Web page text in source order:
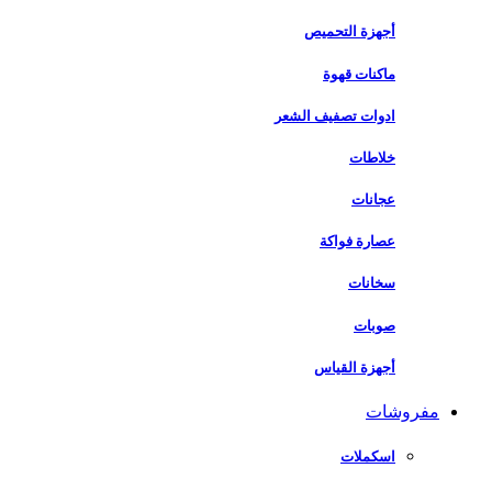
أجهزة التحميص
ماكنات قهوة
ادوات تصفيف الشعر
خلاطات
عجانات
عصارة فواكة
سخانات
صوبات
أجهزة القياس
مفروشات
اسكملات